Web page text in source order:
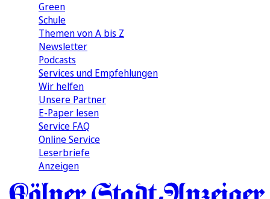
Green
Schule
Themen von A bis Z
Newsletter
Podcasts
Services und Empfehlungen
Wir helfen
Unsere Partner
E-Paper lesen
Service FAQ
Online Service
Leserbriefe
Anzeigen